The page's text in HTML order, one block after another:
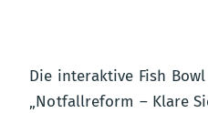
Die interaktive Fish
„Notfallreform – Klare